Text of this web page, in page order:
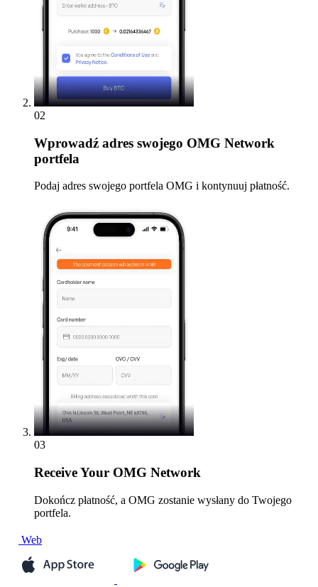
02
Wprowadź adres swojego OMG Network
portfela
Podaj adres swojego portfela OMG i kontynuuj płatność.
03
ReceiveYour OMG Network
Dokończ płatność, a OMG zostanie wysłany do Twojego
portfela.
Web